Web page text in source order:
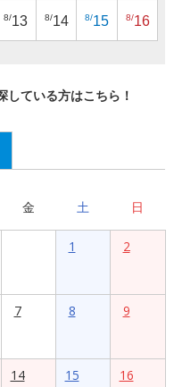
8/13 8/14 8/15 8/16
ている方はこちら！
金 土 日
1 2
7 8 9
14 15 16